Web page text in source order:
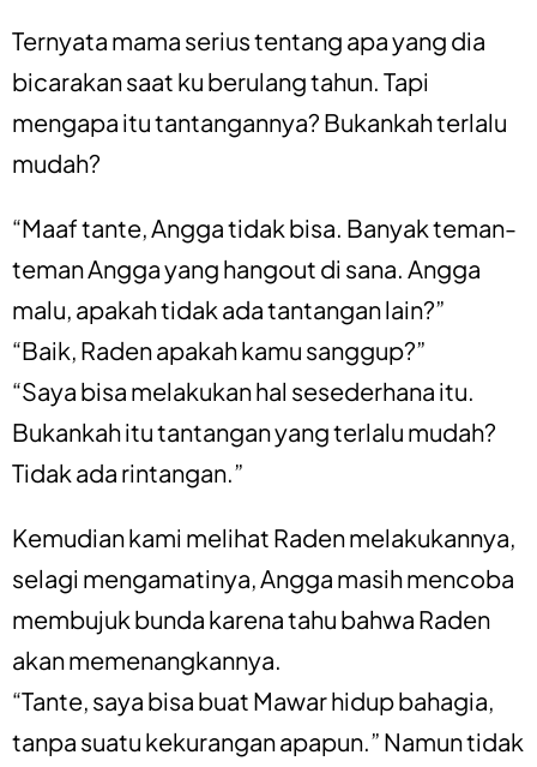
Ternyata mama serius tentang apa yang dia
bicarakan saat ku berulang tahun. Tapi
mengapa itu tantangannya? Bukankah terlalu
mudah?
“Maaf tante, Angga tidak bisa. Banyak teman-
teman Angga yang hangout di sana. Angga
malu, apakah tidak ada tantangan lain?”
“Baik, Raden apakah kamu sanggup?”
“Saya bisa melakukan hal sesederhana itu.
Bukankah itu tantangan yang terlalu mudah?
Tidak ada rintangan.”
Kemudian kami melihat Raden melakukannya,
selagi mengamatinya, Angga masih mencoba
membujuk bunda karena tahu bahwa Raden
akan memenangkannya.
“Tante, saya bisa buat Mawar hidup bahagia,
tanpa suatu kekurangan apapun.” Namun tidak